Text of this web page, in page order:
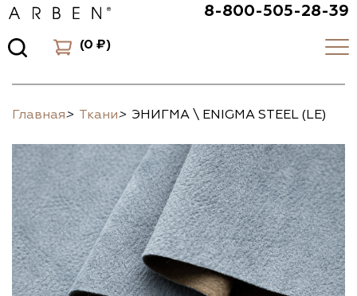
8-800-505-28-39
(0 ₽)
Главная> Ткани> ЭНИГМА \ ENIGMA STEEL (LE)